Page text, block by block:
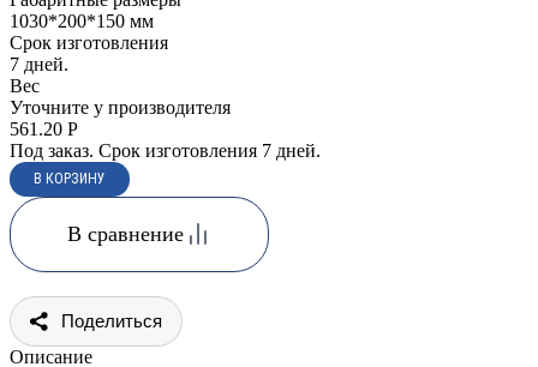
1030*200*150 мм
Срок изготовления
7 дней.
Вес
Уточните у производителя
561.20 Р
Под заказ. Срок изготовления 7 дней.
В сравнение
Поделиться
Описание